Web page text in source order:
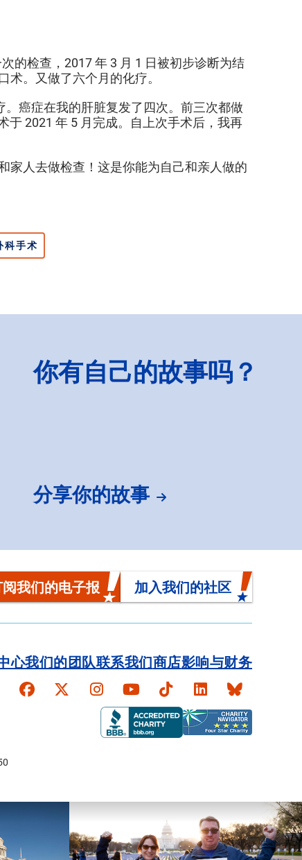
的检查，2017 年 3 月 1 日被初步诊断为结
。又做了六个月的化疗。
癌症在我的肝脏复发了四次。前三次都做
2021 年 5 月完成。自上次手术后，我再
家人去做检查！这是你能为自己和亲人做的
科手术
你有自己的故事吗？
分享你的故事
我们的电子报 加入我们的社区
心我们的团队联系我们商店影响与财务
Faceboook
X Instagram
YouTubeTikTokLinkedInBluesky